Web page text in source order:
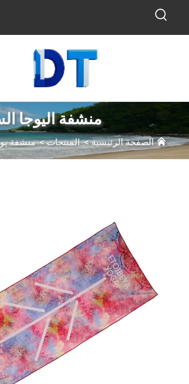
منشفة اليوجا
الصفحة الرئيسية>المنتجات>منشفة